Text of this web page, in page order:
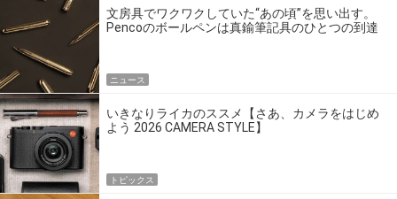
文房具でワクワクしていた“あの頃”を思い出す。
Pencoのボールペンは真鍮筆記具のひとつの到達
ニュース
いきなりライカのススメ【さあ、カメラをはじめ
よう 2026 CAMERA STYLE】
トピックス